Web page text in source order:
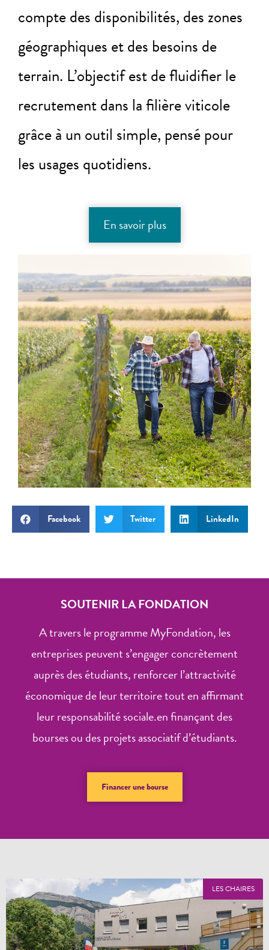
compte des disponibilités, des zones
géographiques et des besoins de
terrain. L’objectif est de fluidifier le
recrutement dans la filière viticole
grâce à un outil simple, pensé pour
les usages quotidiens.
En savoir plus
Facebook Twitter LinkedIn
SOUTENIR LA FONDATION
A travers le programme MyFondation, les
entreprises peuvent s’engager concrètement
auprès des étudiants, renforcer l’attractivité
économique de leur territoire tout en affirmant
leur responsabilité sociale.en finançant des
bourses ou des projets associatif d’étudiants.
Financer une bourse
LES CHAIRES